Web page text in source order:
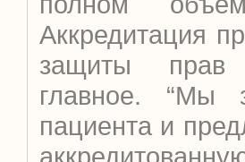
Аккредитация
защиты прав
главное. “Мы
пациента и